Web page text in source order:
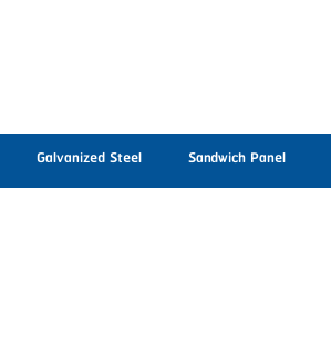
Galvanized Steel Sandwich Panel